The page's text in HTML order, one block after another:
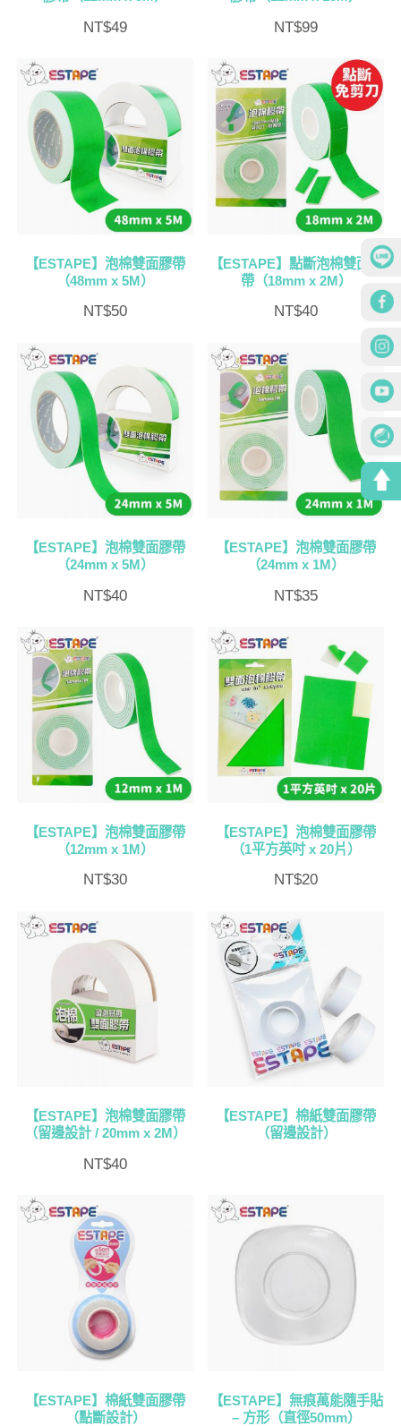
NT$49 NT$99
【ESTAPE】泡棉雙面膠帶
（48mm x 5M）
NT$50
【ESTAPE】點斷泡棉雙面膠
帶（18mm x 2M）
NT$40
【ESTAPE】泡棉雙面膠帶
（24mm x 5M）
NT$40
【ESTAPE】泡棉雙面膠帶
（24mm x 1M）
NT$35
【ESTAPE】泡棉雙面膠帶
（12mm x 1M）
NT$30
【ESTAPE】泡棉雙面膠帶
（1平方英吋 x 20片）
NT$20
【ESTAPE】泡棉雙面膠帶
（留邊設計 / 20mm x 2M）
NT$40
【ESTAPE】棉紙雙面膠帶
（留邊設計）
【ESTAPE】棉紙雙面膠帶
（點斷設計）
【ESTAPE】無痕萬能隨手貼
– 方形（直徑50mm）